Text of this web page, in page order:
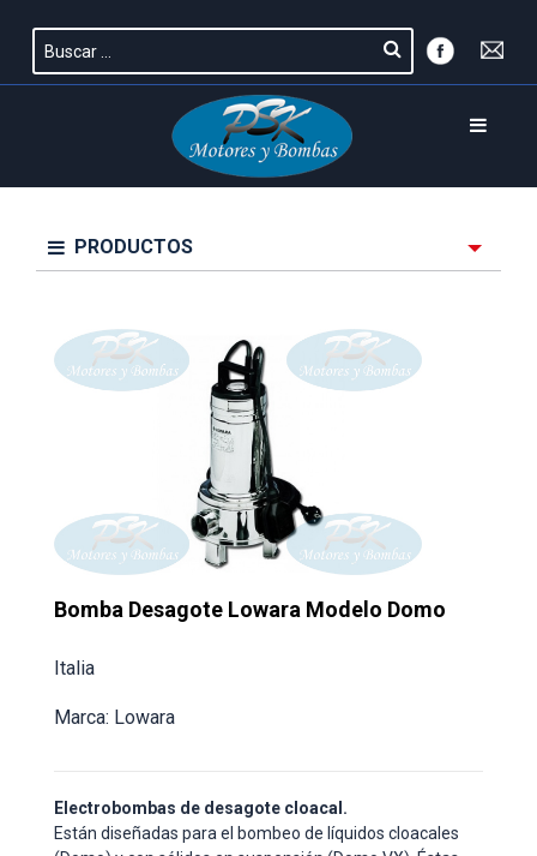
PRODUCTOS
Bomba Desagote Lowara Modelo Domo
Italia
Marca: Lowara
Electrobombas de desagote cloacal.
Están diseñadas para el bombeo de líquidos cloacales